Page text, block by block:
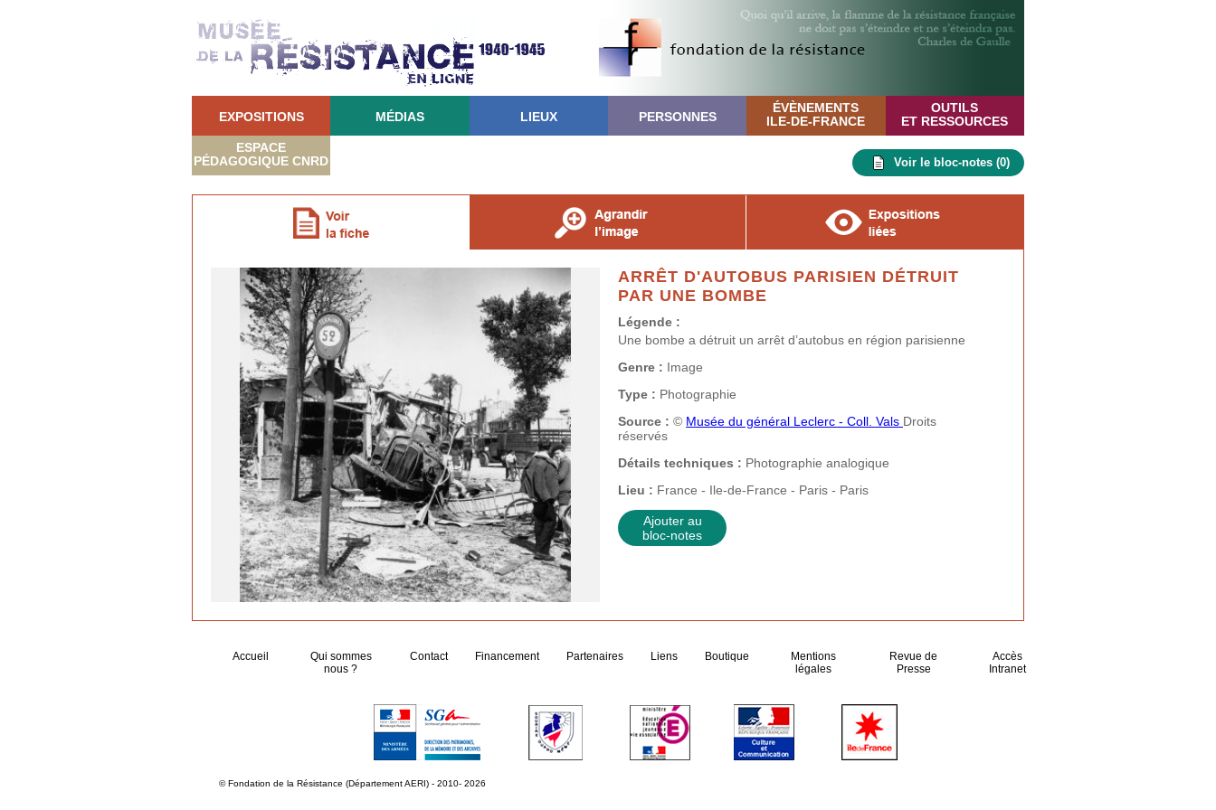
EXPOSITIONS MÉDIAS LIEUX PERSONNES
ÉVÈNEMENTS
ILE-DE-FRANCE
OUTILS
ET RESSOURCES
ESPACE
PÉDAGOGIQUE CNRD Voir le bloc-notes (0)
ARRÊT D'AUTOBUS PARISIEN DÉTRUIT
PAR UNE BOMBE
Légende :
Une bombe a détruit un arrêt d’autobus en région parisienne
Genre : Image
Type : Photographie
Source : © Musée du général Leclerc - Coll. Vals Droits
réservés
Détails techniques : Photographie analogique
Lieu : France - Ile-de-France - Paris - Paris
Ajouter au
bloc-notes
Accueil
Qui sommes
nous ?
Contact Financement Partenaires Liens Boutique
Mentions
légales
Revue de
Presse
Accès
Intranet
© Fondation de la Résistance (Département AERI) - 2010- 2026